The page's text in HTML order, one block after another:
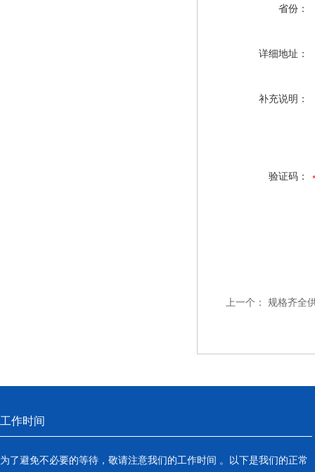
省份：
详细地址：
补充说明：
验证码：
上一个： 规格齐全
工作时间
为了避免不必要的等待，敬请注意我们的工作时间 。以下是我们的正常